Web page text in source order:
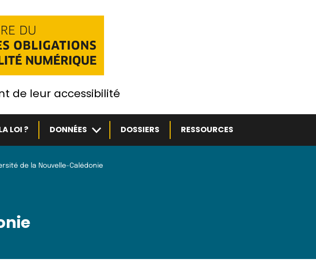
de leur accessibilité
LOI ? DONNÉES Sous-menuDOSSIERS RESSOURCES
de la Nouvelle-Calédonie